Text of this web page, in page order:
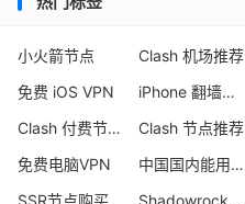
小火箭节点 Clash 机场推荐
免费 iOS VPN
iPhone 翻墙代理软件
Clash 付费节点购买
Clash 节点推荐
免费电脑VPN
中国国内能用的翻墙VPN推荐
SSR节点购买
Shadowrocket 地址